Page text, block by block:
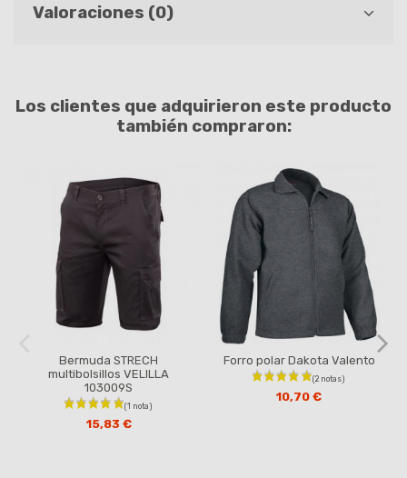
Valoraciones (0)
Los clientes que adquirieron este producto
también compraron:
Bermuda STRECH
multibolsillos VELILLA
103009S
15,83 €
Forro polar Dakota Valento
10,70 €